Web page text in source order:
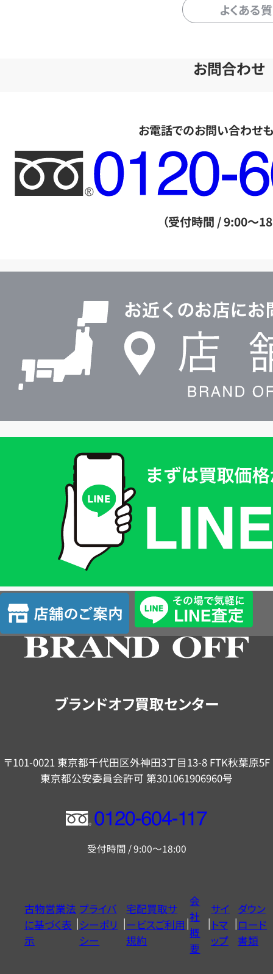
よくある
お問合わせ
お電話でのお問い合わせ
フ
リ
ー
ル
（受付時間 / 9:00～
査
定
店
舗
の
ブランドオフ買取センター
〒101-0021 東京都千代田区外神田3丁目13-8 FTK秋葉原5F
東京都公安委員会許可 第301061906960号
フ
ー
ヤ
ル
0120604117
受付時間 / 9:00～18:00
古物営業法
に基づく表
示
プライバ
シーポリ
シー
宅配買取サ
ービスご利用
規約
会
社
概
要
サイ
トマ
ップ
ダウン
ロード
書類